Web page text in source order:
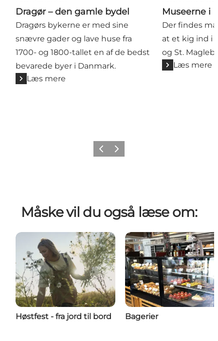
Dragør – den gamle bydel
Dragørs bykerne er med sine
snævre gader og lave huse fra
1700- og 1800-tallet en af de bedst
bevarede byer i Danmark.
Læs mere
Museerne i
Der findes
at et kig ind i
og St.
Læs mere
Forrige billede
Næste billede
Måske vil du også læse om:
Høstfest - fra jord til bord Bagerier